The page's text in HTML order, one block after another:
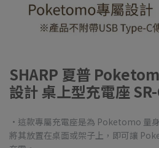
SHARP 夏普
設計 桌上型充電座
·這款專屬充電座是為 Poketomo 量
將其放置在桌面或架子上，即可讓